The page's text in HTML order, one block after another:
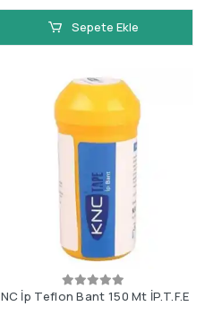
Sepete Ekle
İp Teflon Bant 150 Mt İP.T.F.E